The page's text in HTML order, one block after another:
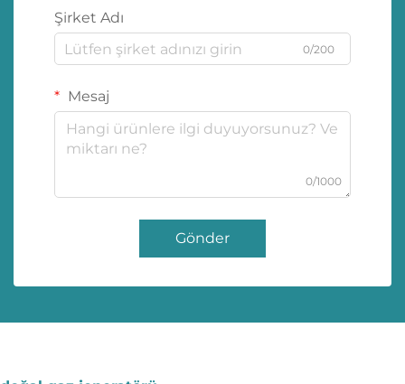
Şirket Adı
0/200
Mesaj
0/1000
Gönder